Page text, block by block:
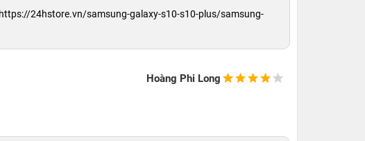
cho sản
chuyên
24hstore.vn/samsung-galaxy-s10-s10-plus/samsung-
Hoàng Phi Long